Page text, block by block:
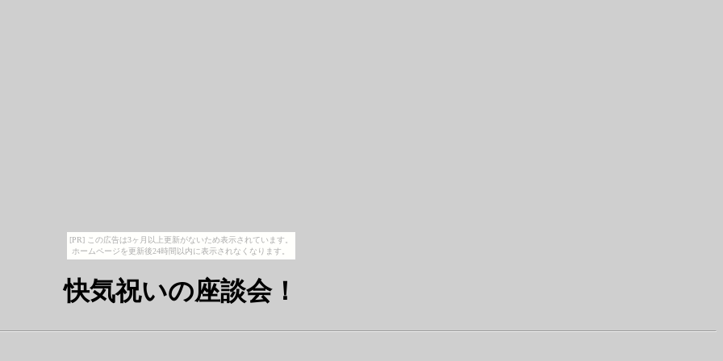
[PR] この広告は3ヶ月以上更新がないため表示されています。
ホームページを更新後24時間以内に表示されなくなります。
快気祝いの座談会！